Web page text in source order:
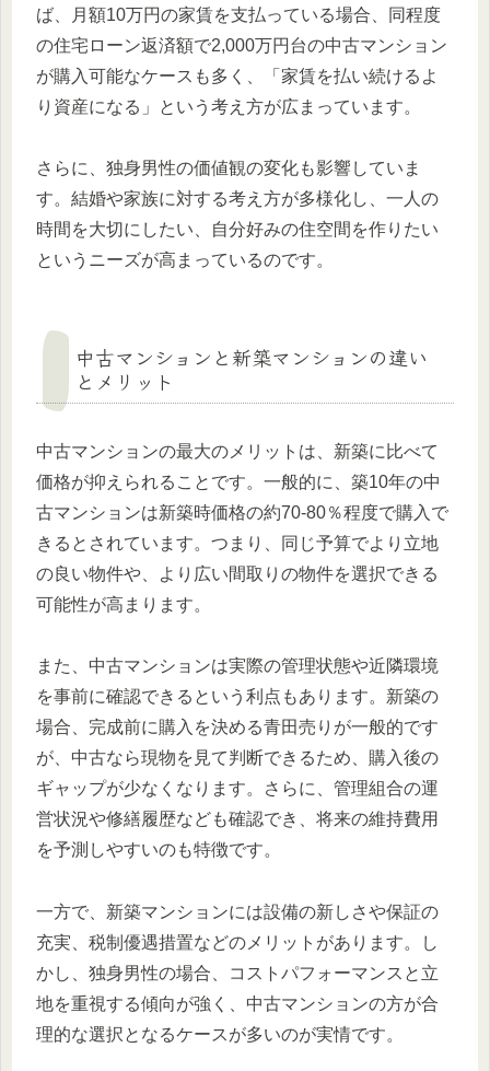
ば、月額10万円の家賃を支払っている場合、同程度
の住宅ローン返済額で2,000万円台の中古マンション
が購入可能なケースも多く、「家賃を払い続けるよ
り資産になる」という考え方が広まっています。
さらに、独身男性の価値観の変化も影響していま
す。結婚や家族に対する考え方が多様化し、一人の
時間を大切にしたい、自分好みの住空間を作りたい
というニーズが高まっているのです。
中古マンションと新築マンションの違い
とメリット
中古マンションの最大のメリットは、新築に比べて
価格が抑えられることです。一般的に、築10年の中
古マンションは新築時価格の約70-80％程度で購入で
きるとされています。つまり、同じ予算でより立地
の良い物件や、より広い間取りの物件を選択できる
可能性が高まります。
また、中古マンションは実際の管理状態や近隣環境
を事前に確認できるという利点もあります。新築の
場合、完成前に購入を決める青田売りが一般的です
が、中古なら現物を見て判断できるため、購入後の
ギャップが少なくなります。さらに、管理組合の運
営状況や修繕履歴なども確認でき、将来の維持費用
を予測しやすいのも特徴です。
一方で、新築マンションには設備の新しさや保証の
充実、税制優遇措置などのメリットがあります。し
かし、独身男性の場合、コストパフォーマンスと立
地を重視する傾向が強く、中古マンションの方が合
理的な選択となるケースが多いのが実情です。